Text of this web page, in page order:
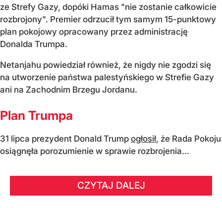
ze Strefy Gazy, dopóki Hamas "nie zostanie całkowicie
rozbrojony". Premier odrzucił tym samym 15-punktowy
plan pokojowy opracowany przez administrację
Donalda Trumpa.
Netanjahu powiedział również, że nigdy nie zgodzi się
na utworzenie państwa palestyńskiego w Strefie Gazy
ani na Zachodnim Brzegu Jordanu.
Plan Trumpa
31 lipca prezydent Donald Trump ogłosił, że Rada Pokoju
osiągnęła porozumienie w sprawie rozbrojenia...
CZYTAJ DALEJ